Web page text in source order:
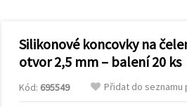
marketing.
Můžete
souhlasit s
všech
cookies
Silikonové koncovky na
otvor 2,5 mm – balení 20 ks
Kód: 695549 Přidat do seznamu